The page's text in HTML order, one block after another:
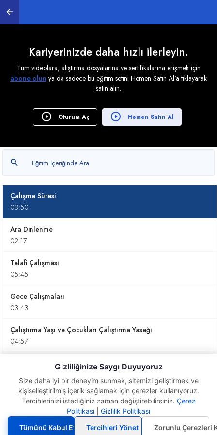
Kariyerinizde daha hızlı ilerleyin.
Tüm videolara, alıştırma dosyalarına ve sertifikalarına erişmek için
abone olun ya da sadece bu eğitim setini Hemen Satın Al'a tıklayarak
satın alın.
Oturum Aç Hemen Satın Al
01:23
Hafta Tatil Ücreti
Genel Tatil Ücreti
01:02
Çalışma Süresi
03:50
Ara Dinlenme
02:17
Telafi Çalışması
05:45
Gece Çalışmaları
03:43
Çalıştırma Yaşı ve Çocukları Çalıştırma Yasağı
04:57
Gece Çalıştırma Yasağı
Analık Halinde Çalışma ve Süt İzni
İşçi Özlük Dosyaları
Süresi
Gizliliğinize Saygı Duyuyoruz
Size daha iyi bir deneyim sunmak, sitemizi geliştirmek ve
kişiselleştirilmiş içerik sağlamak için çerezler kullanıyoruz.
Tercihlerinizi istediğiniz zaman değiştirebilirsiniz. Çerez
Politikası
Gizlilik Politikası
Tümünü Kabul Et
Tercihleri Yönet Zorunlu Çerezleri